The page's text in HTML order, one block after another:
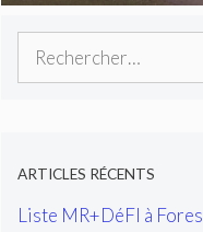
Rechercher :
ARTICLES RÉCENTS
Liste MR+DéFI à